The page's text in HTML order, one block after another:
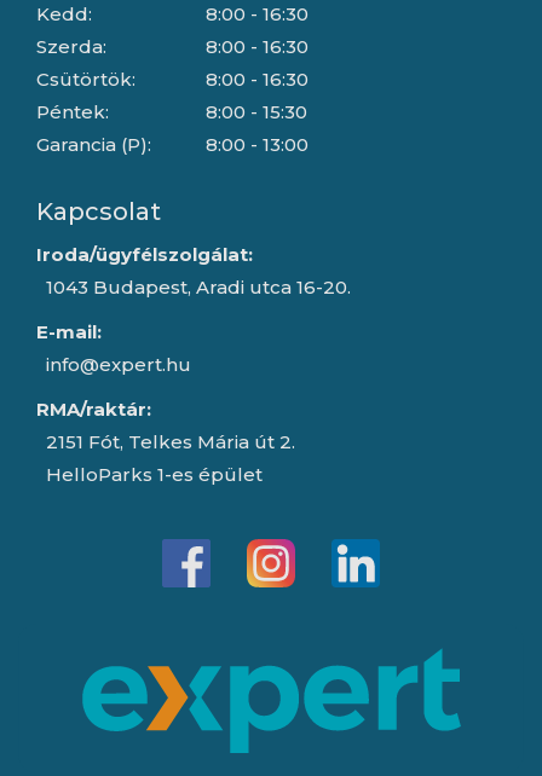
Kedd:
Szerda:
Csütörtök:
Péntek:
Garancia (P):
8:00 - 16:30
8:00 - 16:30
8:00 - 16:30
8:00 - 15:30
8:00 - 13:00
Kapcsolat
Iroda/ügyfélszolgálat:
1043 Budapest, Aradi utca 16-20.
E-mail:
info@expert.hu
RMA/raktár:
2151 Fót, Telkes Mária út 2.
HelloParks 1-es épület